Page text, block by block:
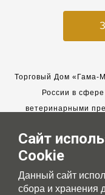
Торговый Дом «Гама-
России в
ветеринарными
Мы работаем с 2005
новых клиентов и
Сайт
Cookie
Данный сайт
сбора и хранения